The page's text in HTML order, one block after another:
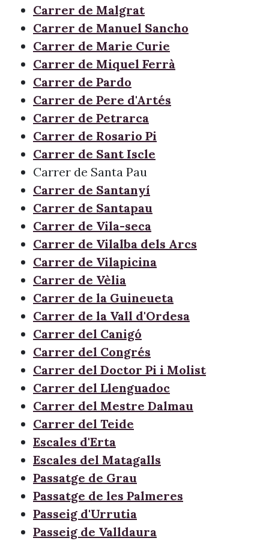
Carrer de Malgrat
Carrer de Manuel Sancho
Carrer de Marie Curie
Carrer de Miquel Ferrà
Carrer de Pardo
Carrer de Pere d'Artés
Carrer de Petrarca
Carrer de Rosario Pi
Carrer de Sant Iscle
Carrer de Santa Pau
Carrer de Santanyí
Carrer de Santapau
Carrer de Vila-seca
Carrer de Vilalba dels Arcs
Carrer de Vilapicina
Carrer de Vèlia
Carrer de la Guineueta
Carrer de la Vall d'Ordesa
Carrer del Canigó
Carrer del Congrés
Carrer del Doctor Pi i Molist
Carrer del Llenguadoc
Carrer del Mestre Dalmau
Carrer del Teide
Escales d'Erta
Escales del Matagalls
Passatge de Grau
Passatge de les Palmeres
Passeig d'Urrutia
Passeig de Valldaura